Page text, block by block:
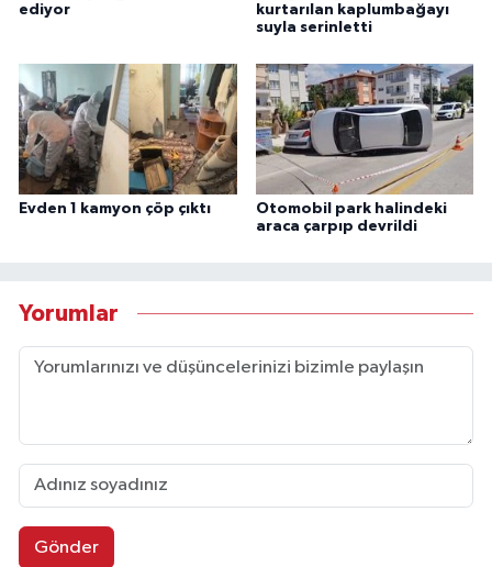
ediyor
kurtarılan kaplumbağayı
suyla serinletti
Evden 1 kamyon çöp çıktı
Otomobil park halindeki
araca çarpıp devrildi
Yorumlar
Gönder